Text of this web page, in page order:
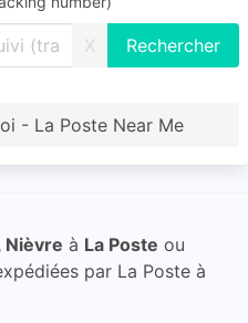
X
- La Poste Near Me
Nièvre à La Poste ou
par La Poste à